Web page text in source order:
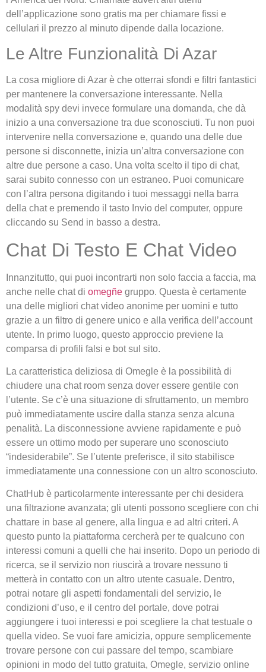
dell’applicazione sono gratis ma per chiamare fissi e
cellulari il prezzo al minuto dipende dalla locazione.
Le Altre Funzionalità Di Azar
La cosa migliore di Azar è che otterrai sfondi e filtri fantastici
per mantenere la conversazione interessante. Nella
modalità spy devi invece formulare una domanda, che dà
inizio a una conversazione tra due sconosciuti. Tu non puoi
intervenire nella conversazione e, quando una delle due
persone si disconnette, inizia un’altra conversazione con
altre due persone a caso. Una volta scelto il tipo di chat,
sarai subito connesso con un estraneo. Puoi comunicare
con l’altra persona digitando i tuoi messaggi nella barra
della chat e premendo il tasto Invio del computer, oppure
cliccando su Send in basso a destra.
Chat Di Testo E Chat Video
Innanzitutto, qui puoi incontrarti non solo faccia a faccia, ma
anche nelle chat di omegñe gruppo. Questa è certamente
una delle migliori chat video anonime per uomini e tutto
grazie a un filtro di genere unico e alla verifica dell’account
utente. In primo luogo, questo approccio previene la
comparsa di profili falsi e bot sul sito.
La caratteristica deliziosa di Omegle è la possibilità di
chiudere una chat room senza dover essere gentile con
l’utente. Se c’è una situazione di sfruttamento, un membro
può immediatamente uscire dalla stanza senza alcuna
penalità. La disconnessione avviene rapidamente e può
essere un ottimo modo per superare uno sconosciuto
“indesiderabile”. Se l’utente preferisce, il sito stabilisce
immediatamente una connessione con un altro sconosciuto.
ChatHub è particolarmente interessante per chi desidera
una filtrazione avanzata; gli utenti possono scegliere con chi
chattare in base al genere, alla lingua e ad altri criteri. A
questo punto la piattaforma cercherà per te qualcuno con
interessi comuni a quelli che hai inserito. Dopo un periodo di
ricerca, se il servizio non riuscirà a trovare nessuno ti
metterà in contatto con un altro utente casuale. Dentro,
potrai notare gli aspetti fondamentali del servizio, le
condizioni d’uso, e il centro del portale, dove potrai
aggiungere i tuoi interessi e poi scegliere la chat testuale o
quella video. Se vuoi fare amicizia, oppure semplicemente
trovare persone con cui passare del tempo, scambiare
opinioni in modo del tutto gratuita, Omegle, servizio online